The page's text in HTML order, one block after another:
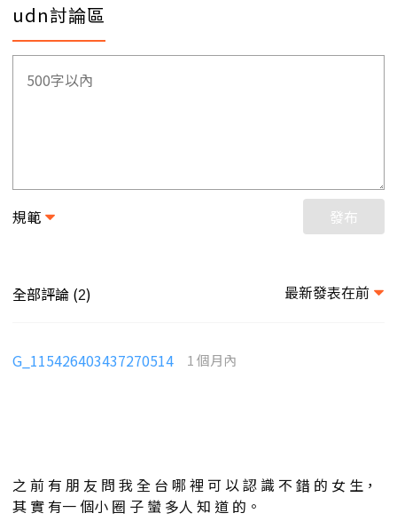
udn討論區
規範 發布
全部評論 (2) 最新發表在前
G_115426403437270514 1 個月內
之 前 有 朋 友 問 我 全 台 哪 裡 可 以 認 識 不 錯 的 女 生，
其 實 有一 個小 圈 子 蠻 多人 知 道 的。